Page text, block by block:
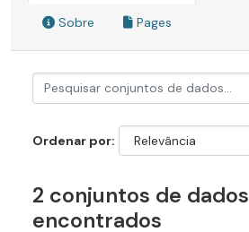
Sobre Pages
Ordenar por
2 conjuntos de dados
encontrados